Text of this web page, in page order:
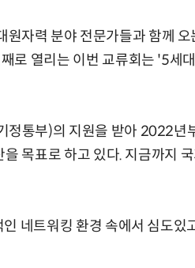
자력 분야 전문가들과 함께 오
로 열리는 이번 교류회는 '5세
정통부)의 지원을 받아 2022년
목표로 하고 있다. 지금까지
네트워킹 환경 속에서 심도있